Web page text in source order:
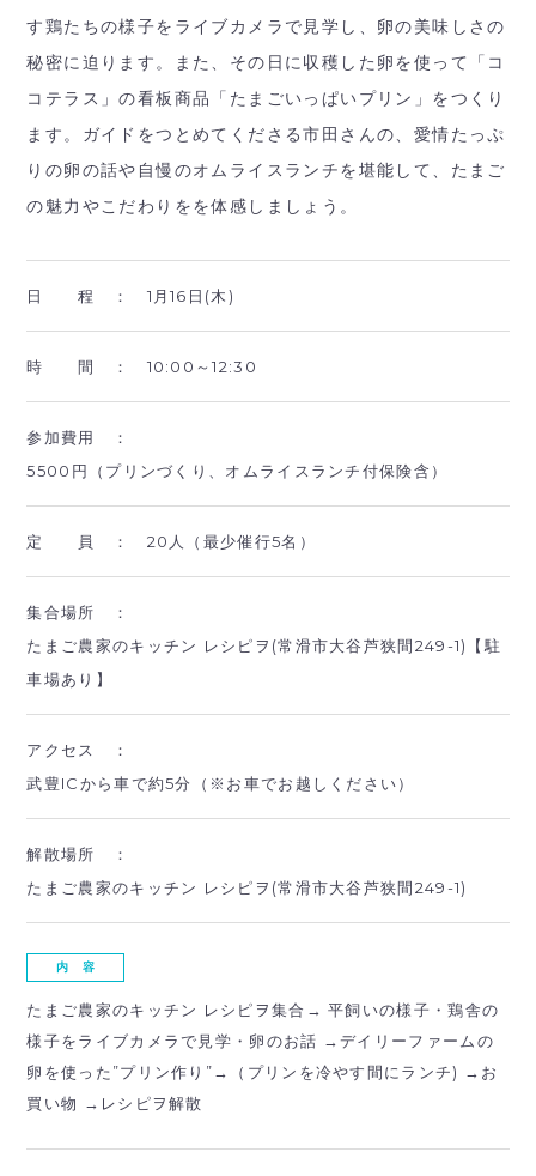
す鶏たちの様子をライブカメラで見学し、卵の美味しさの
秘密に迫ります。また、その日に収穫した卵を使って「コ
コテラス」の看板商品「たまごいっぱいプリン」をつくり
ます。ガイドをつとめてくださる市田さんの、愛情たっぷ
りの卵の話や自慢のオムライスランチを堪能して、たまご
の魅力やこだわりをを体感しましょう。
日 程 ： 1月16日(木)
時 間 ： 10:00～12:30
参加費用 ：
5500円（プリンづくり、オムライスランチ付保険含）
定 員 ： 20人（最少催行5名）
集合場所 ：
たまご農家のキッチン レシピヲ(常滑市大谷芦狭間249-1)【駐
車場あり】
アクセス ：
武豊ICから車で約5分（※お車でお越しください）
解散場所 ：
たまご農家のキッチン レシピヲ(常滑市大谷芦狭間249-1)
内 容
たまご農家のキッチン レシピヲ集合→ 平飼いの様子・鶏舎の
様子をライブカメラで見学・卵のお話 →デイリーファームの
卵を使った”プリン作り”→（プリンを冷やす間にランチ) → お
買い物 →レシピヲ解散